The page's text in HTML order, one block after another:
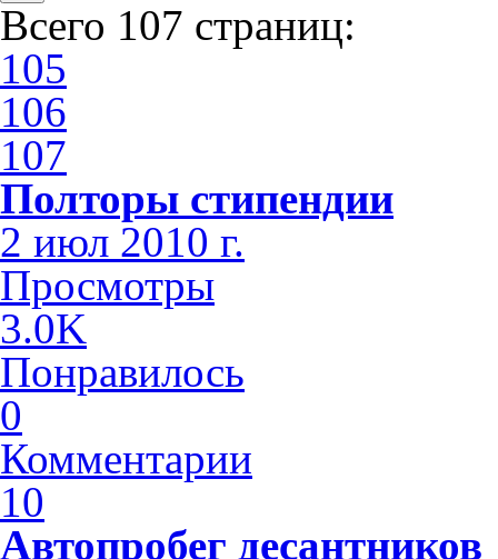
Всего 107 страниц:
105
106
107
Полторы стипендии
2 июл 2010 г.
Просмотры
3.0K
Понравилось
0
Комментарии
10
Автопробег десантников